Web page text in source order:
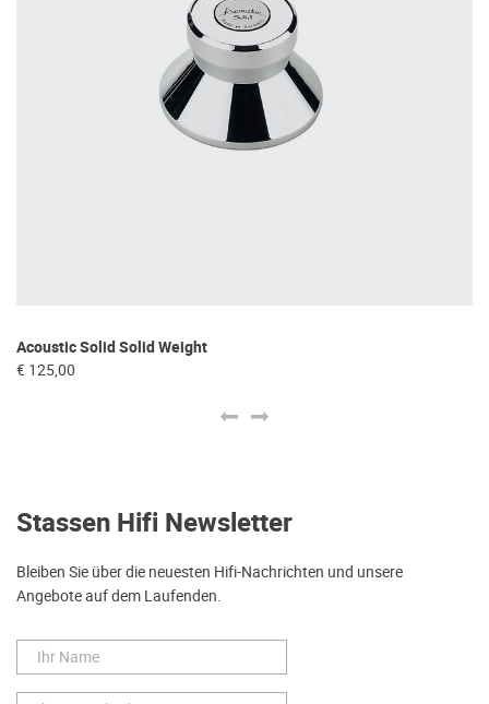
Acoustic Solid Solid Weight
€ 125,00
Stassen Hifi Newsletter
Bleiben Sie über die neuesten Hifi-Nachrichten und unsere
Angebote auf dem Laufenden.